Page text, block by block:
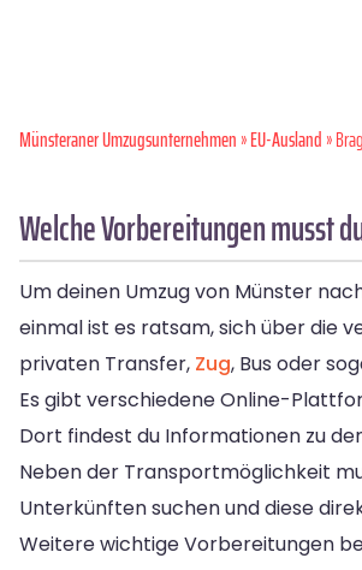
Münsteraner Umzugsunternehmen»EU-Ausland»
Welche Vorbereitungen musst
Um deinen Umzug von Münster
einmal ist es ratsam, sich über die
privaten Transfer, Zug, Bus oder
Es gibt verschiedene Online-
Dort findest du Informationen zu
Neben der Transportmöglichkeit
Unterkünften suchen und diese
Weitere wichtige Vorbereitungen